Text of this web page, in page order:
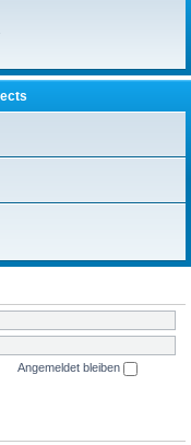
Angemeldet bleiben